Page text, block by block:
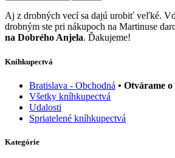
Aj z drobných vecí sa dajú urobiť veľké.
drobným ste pri nákupoch na Martinuse
na Dobrého Anjela. Ďakujeme!
Kníhkupectvá
Bratislava - Obchodná • Otvárame o
Všetky kníhkupectvá
Udalosti
Spriatelené kníhkupectvá
Kategórie